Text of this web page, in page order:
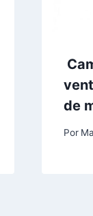
de
Por